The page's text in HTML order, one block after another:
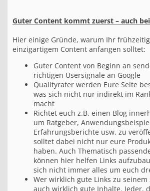
Guter Content kommt zuerst – auch
Hier einige Gründe, warum Ihr
einzigartigem Content anfangen solltet:
Guter Content von Beginn an
richtigen Usersignale an Google
Qualityrater werden Eure Seite
was sich nicht nur indirekt im
macht
Richtet euch z.B. einen Blog
um Ratgeber,
Erfahrungsberichte usw. zu
solltet dabei nicht nur eure
haben. Auch Thematisch
können hier helfen Links
sich nicht immer alles um euch
Wer wirklich gute Links zu
auch wirklich gute Inhalte. Jeder,